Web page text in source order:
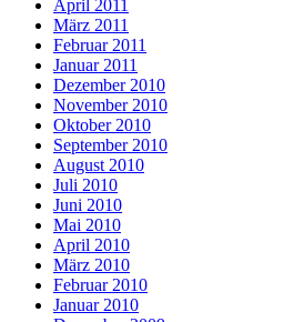
April 2011
März 2011
Februar 2011
Januar 2011
Dezember 2010
November 2010
Oktober 2010
September 2010
August 2010
Juli 2010
Juni 2010
Mai 2010
April 2010
März 2010
Februar 2010
Januar 2010